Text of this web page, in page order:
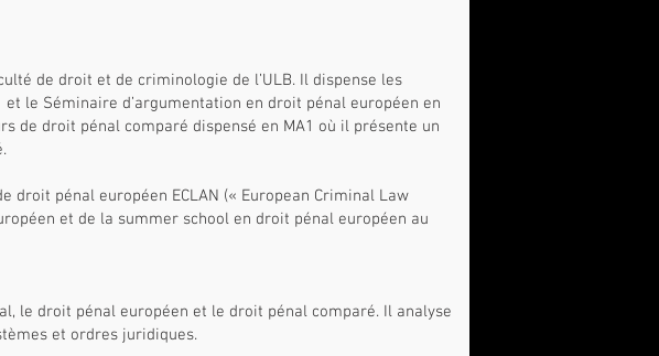
de droit et de criminologie de l’ULB. Il dispense les
le Séminaire d’argumentation en droit pénal européen en
de droit pénal comparé dispensé en MA1 où il présente un
pénal européen ECLAN (« European Criminal Law
et de la summer school en droit pénal européen au
le droit pénal européen et le droit pénal comparé. Il analyse
et ordres juridiques.